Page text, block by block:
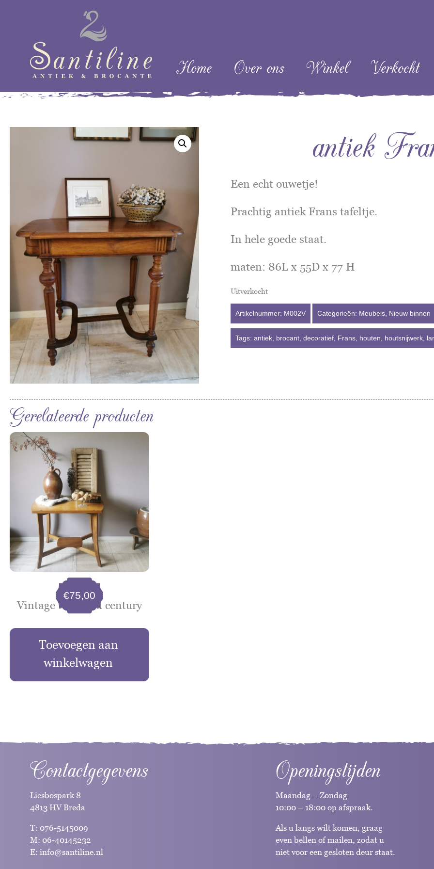
Menu
Skip naar content
Home Over ons Winkel Verkocht
antiek
Een echt ouwetje!
Prachtig antiek Frans tafeltje.
In hele goede staat.
maten: 86L x 55D x 77 H
Uitverkocht
Artikelnummer: M002V Categorieën: Meubels, Nieuw binnen
Tags:antiek, brocant,decoratief, Frans, houten, houtsnijwerk,
Gerelateerde producten
Vintage tafel mid century
€75,00
Toevoegen aan
winkelwagen
Contactgegevens
Liesbospark 8
4813 HV Breda
T: 076-5145009
M: 06-40145232
E: info@santiline.nl
Openingstijden
Maandag – Zondag
10:00 – 18:00 op afspraak.
Als u langs wilt komen, graag
even bellen of mailen, zodat u
niet voor een gesloten deur staat.